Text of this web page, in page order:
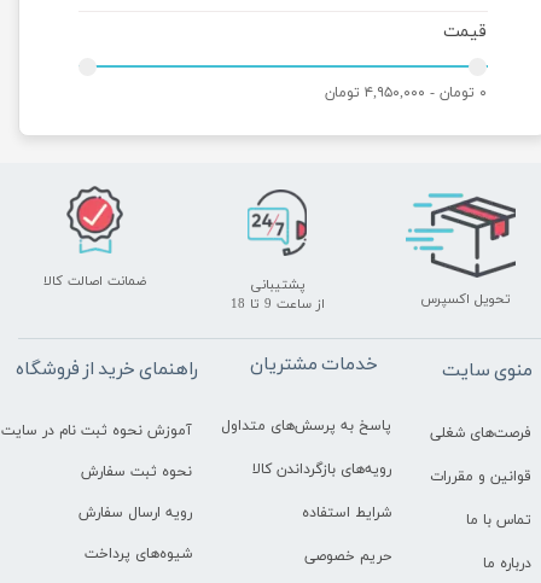
قیمت
۰ تومان - ۴,۹۵۰,۰۰۰ تومان
تحویل اکسپرس
پشتیبانی
​​​​​​​از ساعت 9 تا 18
ضمانت اصالت کالا
راهنمای خرید از فروشگاه
آموزش نحوه ثبت نام در سایت
نحوه ثبت سفارش
رویه ارسال سفارش
شیوه‌های پرداخت
خدمات مشتریان
پاسخ به پرسش‌های متداول
رویه‌های بازگرداندن کالا
شرایط استفاده
حریم خصوصی
منوی سایت
فرصت‌های شغلی
قوانین و مقررات
تماس با ما
درباره ما